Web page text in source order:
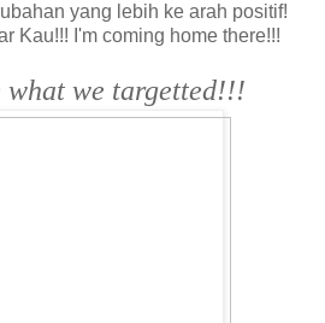
yang lebih ke arah positif!
Kau!!! I'm coming home there!!!
what we targetted!!!